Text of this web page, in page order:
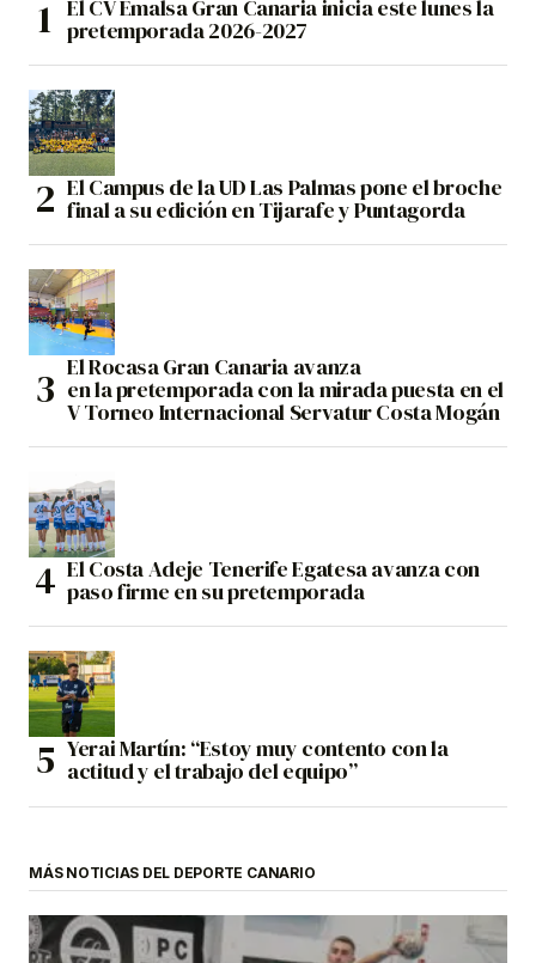
El CV Emalsa Gran Canaria inicia este lunes la
pretemporada 2026-2027
El Campus de la UD Las Palmas pone el broche
final a su edición en Tijarafe y Puntagorda
El Rocasa Gran Canaria avanza
en la pretemporada con la mirada puesta en el
V Torneo Internacional Servatur Costa Mogán
El Costa Adeje Tenerife Egatesa avanza con
paso firme en su pretemporada
Yerai Martín: “Estoy muy contento con la
actitud y el trabajo del equipo”
MÁS NOTICIAS DEL DEPORTE CANARIO